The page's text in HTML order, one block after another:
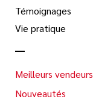
Témoignages
Vie pratique
Meilleurs vendeurs
Nouveautés